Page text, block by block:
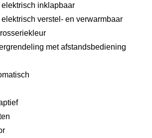
inklapbaar
verstel- en verwarmbaar
met afstandsbediening